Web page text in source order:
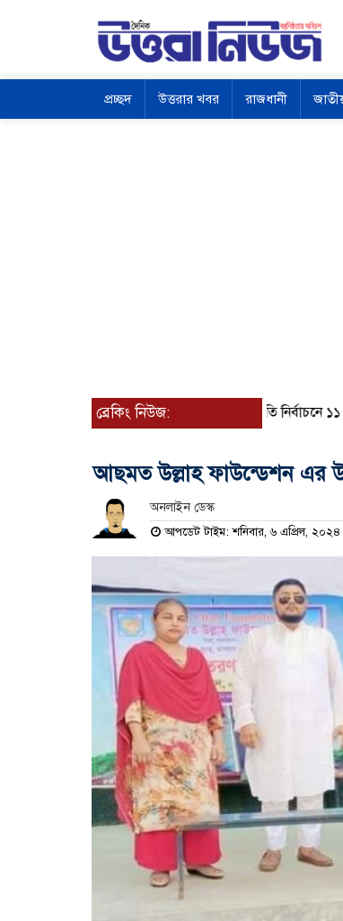
প্রচ্ছদ উত্তরার খবর রাজধানী
ব্রেকিং নিউজ: রাষ্ট্রপতি নির্বাচনে ১১
আছমত উল্লাহ ফাউন্ডেশন এর
অনলাইন ডেস্ক
আপডেট টাইম: শনিবার, ৬ এপ্রিল, ২০২৪